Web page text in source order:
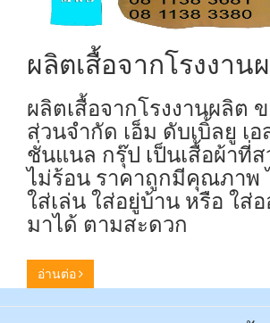
ผลิตเสื้อจากโรงงาน
ผลิตเสื้อจากโรงงานผลิต
ส่วนจำกัด เอ็ม ดับเบิ้ลยู เอ
ชั่นแนล กรุ๊ป เป็นเสื้อผ้าที่
ไม่ร้อน ราคาถูกมีคุณภาพ
ใส่เล่น ใส่อยู่บ้าน หรือ ใส่
มาได้ ตามสะดวก
อ่านต่อ